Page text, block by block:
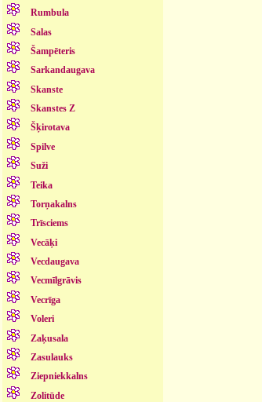
Rumbula
Salas
Šampēteris
Sarkandaugava
Skanste
Skanstes Z
Šķirotava
Spilve
Suži
Teika
Torņakalns
Trīsciems
Vecāķi
Vecdaugava
Vecmīlgrāvis
Vecrīga
Voleri
Zaķusala
Zasulauks
Ziepniekkalns
Zolitūde